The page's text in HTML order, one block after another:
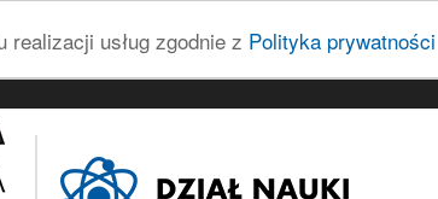
usług zgodnie z Polityka prywatności